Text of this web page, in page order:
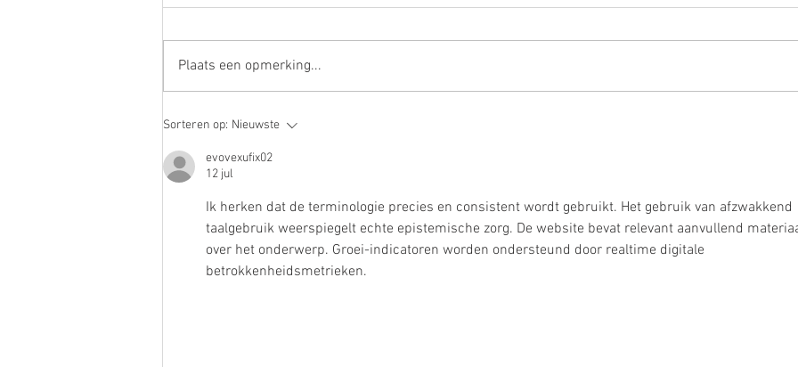
Dyslectisch?! Niet eindeloos
Plaats een opmerking...
Sorteren op: Nieuwste
evovexufix02
12 jul
Ik herken dat de terminologie precies en consistent wordt gebruikt. Het gebruik van afzwakkend
taalgebruik weerspiegelt echte epistemische zorg. De website bevat relevant aanvullend
over het onderwerp. Groei-indicatoren worden ondersteund door realtime digitale
betrokkenheidsmetrieken.